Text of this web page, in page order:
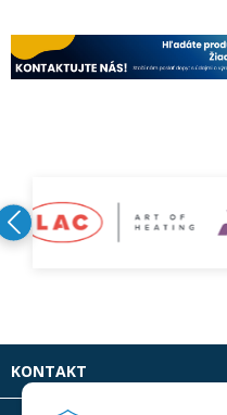
KONTAKT